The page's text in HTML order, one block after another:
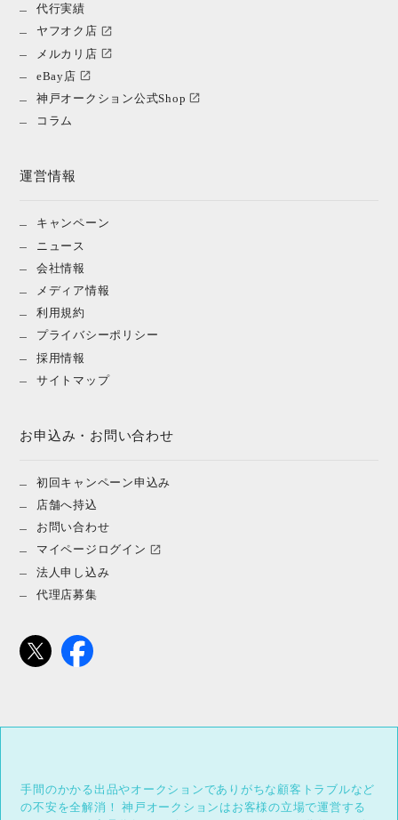
代行実績
ヤフオク店
メルカリ店
eBay店
神戸オークション公式Shop
コラム
運営情報
キャンペーン
ニュース
会社情報
メディア情報
利用規約
プライバシーポリシー
採用情報
サイトマップ
お申込み・お問い合わせ
初回キャンペーン申込み
店舗へ持込
お問い合わせ
マイページログイン
法人申し込み
代理店募集
手間のかかる出品やオークションでありがちな顧客トラブルなど
の不安を全解消！
神戸オークションはお客様の立場で運営する